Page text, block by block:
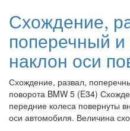
Схождение,
поперечный
наклон оси
Схождение, развал,
поворота BMW 5 (E34)
передние колеса повернуты
оси автомобиля. Величина